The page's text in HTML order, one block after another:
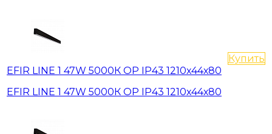
EFIR LINE 1 47W 5000К OP IP43 1210х44х80
EFIR LINE 1 47W 5000К OP IP43 1210х44х80
Купить